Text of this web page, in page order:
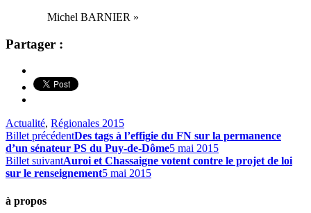
Michel BARNIER »
Partager :
Actualité, Régionales 2015
Billet précédentDes tags à l’effigie du FN sur la permanence
d’un sénateur PS du Puy-de-Dôme5 mai 2015
Billet suivantAuroi et Chassaigne votent contre le projet de loi
sur le renseignement5 mai 2015
à propos